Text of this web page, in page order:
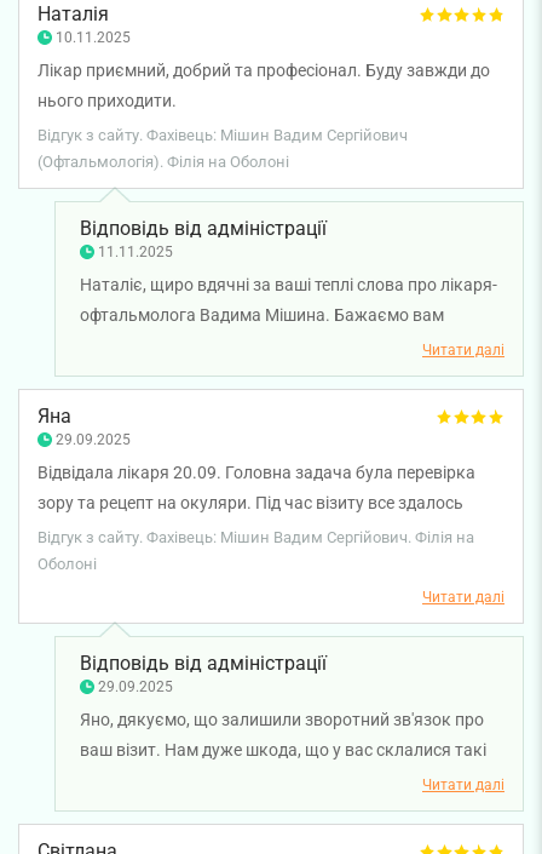
Наталія
10.11.2025
Лікар приємний, добрий та професіонал. Буду завжди до
нього приходити.
Відгук з сайту. Фахівець: Мішин Вадим Сергійович
(Офтальмологія). Філія на Оболоні
Відповідь від адміністрації
11.11.2025
Наталіє, щиро вдячні за ваші теплі слова про лікаря-
офтальмолога Вадима Мішина. Бажаємо вам
Читати далі
Яна
29.09.2025
Відвідала лікаря 20.09. Головна задача була перевірка
зору та рецепт на окуляри. Під час візиту все здалось
окей, рецепт виписали все наче добре. Але прийшовши
додому звернула увагу на данні з апарату, де було видно
астигматизм, в виписці і в рецепті цього не вказано.
Більше того, лікар про це навіть не попередив. А він
потребує коригування. Пройшовши повторне обстеження
в офтальмологічному центрі, мені чітко було вказано на
астигматизм на правому оці, і окуляри підбирались
відповідні Дуже не задоволенна витраченим часом та
Відгук з сайту. Фахівець: Мішин Вадим Сергійович. Філія на
Оболоні
Читати далі
Відповідь від адміністрації
29.09.2025
Яно, дякуємо, що залишили зворотний зв'язок про
ваш візит. Нам дуже шкода, що у вас склалися такі
враження про лікаря. Ми передали ваші слова
менеджеру з якості для детального опрацювання
Читати далі